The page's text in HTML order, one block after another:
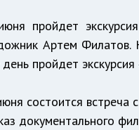
пройдет
Артем Филатов.
пройдет
состоится встреча
документального